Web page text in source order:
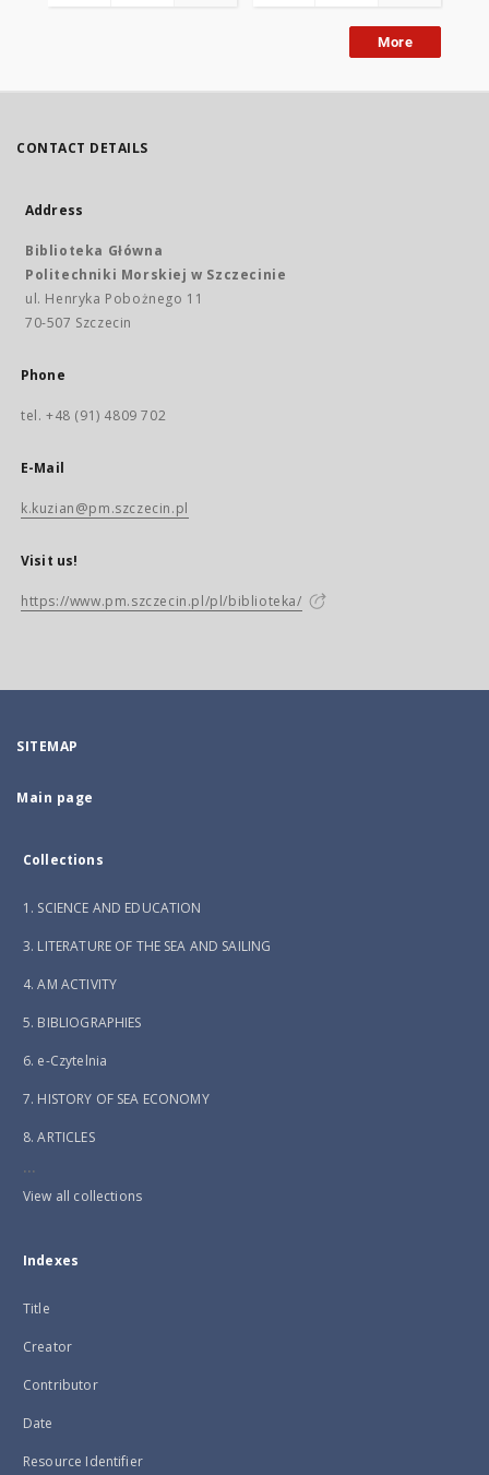
More
CONTACT DETAILS
Address
Biblioteka Główna
Politechniki Morskiej w Szczecinie
ul. Henryka Pobożnego 11
70-507 Szczecin
Phone
tel. +48 (91) 4809 702
E-Mail
k.kuzian@pm.szczecin.pl
Visit us!
https://www.pm.szczecin.pl/pl/biblioteka/
SITEMAP
Main page
Collections
1. SCIENCE AND EDUCATION
3. LITERATURE OF THE SEA AND SAILING
4. AM ACTIVITY
5. BIBLIOGRAPHIES
6. e-Czytelnia
7. HISTORY OF SEA ECONOMY
8. ARTICLES
...
View all collections
Indexes
Title
Creator
Contributor
Date
Resource Identifier